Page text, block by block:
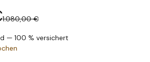
1.080,00 €
— 100 % versichert